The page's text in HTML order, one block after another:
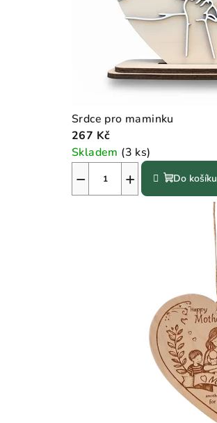
Srdce pro maminku
267 Kč
Skladem (3 ks)
+
− Do košíku